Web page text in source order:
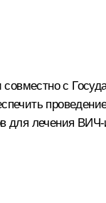
с
для лечения